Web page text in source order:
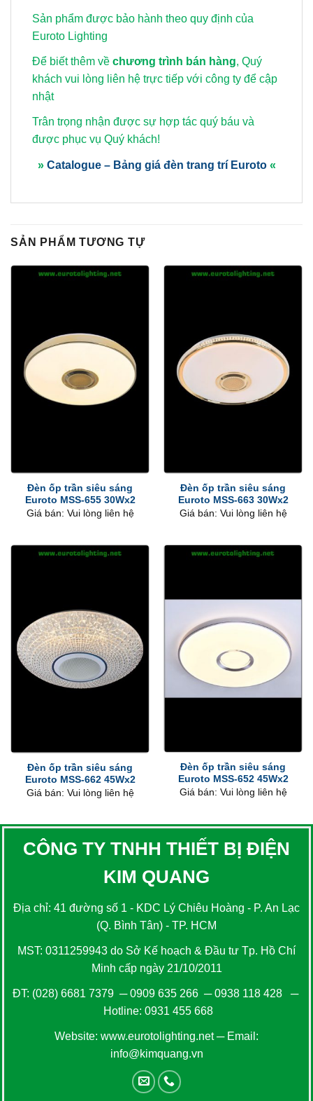
Sản phẩm được bảo hành theo quy định của
Euroto Lighting
Để biết thêm về chương trình bán hàng, Quý
khách vui lòng liên hệ trực tiếp với công ty để cập
nhật
Trân trọng nhận được sự hợp tác quý báu và
được phục vụ Quý khách!
» Catalogue – Bảng giá đèn trang trí Euroto «
SẢN PHẨM TƯƠNG TỰ
Đèn ốp trần siêu sáng
Euroto MSS-655 30Wx2
Giá bán: Vui lòng liên hệ
Đèn ốp trần siêu sáng
Euroto MSS-663 30Wx2
Giá bán: Vui lòng liên hệ
Đèn ốp trần siêu sáng
Euroto MSS-662 45Wx2
Giá bán: Vui lòng liên hệ
Đèn ốp trần siêu sáng
Euroto MSS-652 45Wx2
Giá bán: Vui lòng liên hệ
CÔNG TY TNHH THIẾT BỊ ĐIỆN
KIM QUANG
Địa chỉ: 41 đường số 1 - KDC Lý Chiêu Hoàng - P. An Lạc
(Q. Bình Tân) - TP. HCM
MST: 0311259943 do Sở Kế hoạch & Đầu tư Tp. Hồ Chí
Minh cấp ngày 21/10/2011
ĐT: (028) 6681 7379 ─0909 635 266─0938 118 428─
Hotline: 0931 455 668
Website: www.eurotolighting.net─ Email:
info@kimquang.vn